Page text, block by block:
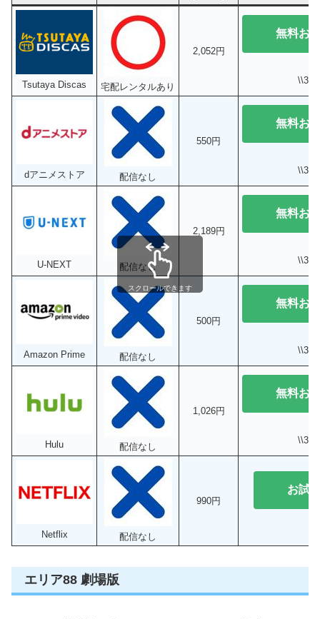
Tsutaya Discas 宅配レンタルあり
2,052円
無料お
\\30
dアニメストア 配信なし
550円
無料お
\\31
U-NEXT 配信なし
2,189円
無料お
\\31
Amazon Prime 配信なし
500円
無料お
\\30
Hulu 配信なし
1,026円
無料お
\\31
Netflix 配信なし
990円
お試
スクロールできます
エリア88 劇場版